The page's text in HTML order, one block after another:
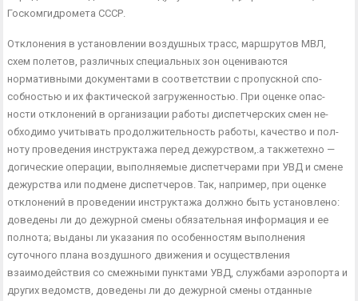
Госкомгидромета СССР.
Отклонения в установлении воздушных трасс, маршрутов МВЛ,
схем полетов, различных специальных зон оцениваются
нормативными документами в соответствии с пропускной спо­
собностью и их фактической загруженностью. При оценке опас­
ности отклонений в организации работы диспетчерских смен не­
обходимо учитывать продолжительность работы, качество и пол­
ноту проведения инструктажа перед дежурством,.а такжетехно —
догические операции, выполняемые диспетчерами при УВД и смене
дежурства или подмене диспетчеров. Так, например, при оценке
отклонений в проведении инструктажа должно быть ус­тановлено:
доведены ли до дежурной смены обязательная ин­формация и ее
полнота; выданы ли указания по особенностям выполнения
суточного плана воздушного движения и осущест­вления
взаимодействия со смежными пунктами УВД, службами аэропорта и
других ведомств, доведены ли до дежурной смены отданные